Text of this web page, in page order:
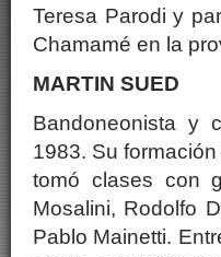
Teresa Parodi y
Chamamé en la
MARTIN SUED
Bandoneonista y
1983. Su
tomó clases con
Mosalini, Rodolfo
Pablo Mainetti.